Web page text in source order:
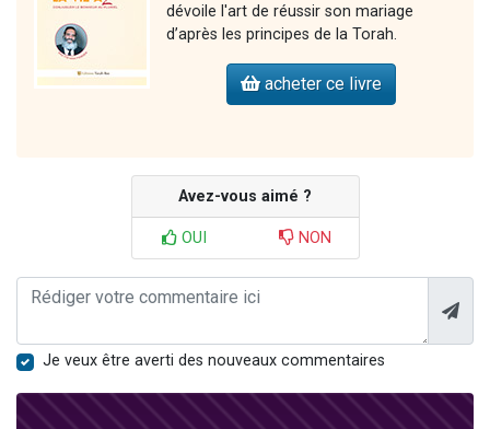
dévoile l'art de réussir son mariage
d’après les principes de la Torah.
acheter ce livre
Avez-vous aimé ?
OUI NON
Je veux être averti des nouveaux commentaires